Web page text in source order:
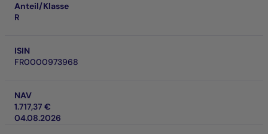
Anteil/Klasse
R
ISIN
FR0000973968
NAV
1.717,37 €
04.08.2026